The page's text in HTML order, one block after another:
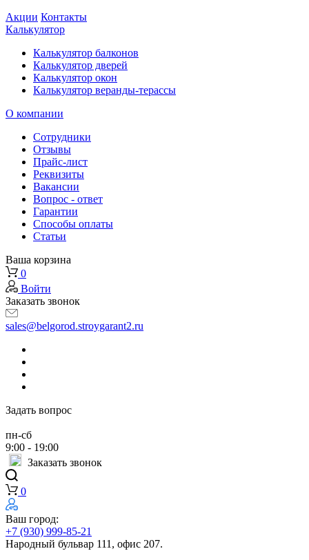
Акции Контакты
Калькулятор
Калькулятор балконов
Калькулятор дверей
Калькулятор окон
Калькулятор веранды-терассы
О компании
Сотрудники
Отзывы
Прайс-лист
Реквизиты
Вакансии
Вопрос - ответ
Гарантии
Способы оплаты
Статьи
Ваша корзина
0
Войти
Заказать звонок
sales@belgorod.stroygarant2.ru
Задать вопрос
пн-сб
9:00 - 19:00
Заказать звонок
0
Ваш город:
+7 (930) 999-85-21
Народный бульвар 111, офис 207.